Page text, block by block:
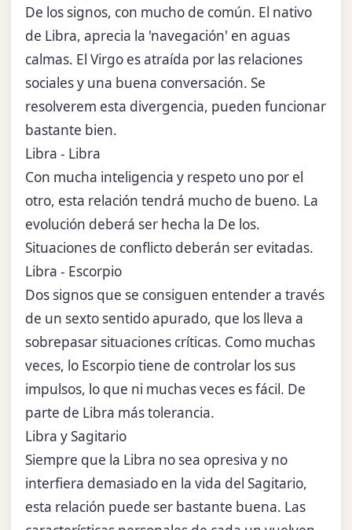
De los signos, con mucho de común. El nativo
de Libra, aprecia la 'navegación' en aguas
calmas. El Virgo es atraída por las relaciones
sociales y una buena conversación. Se
resolverem esta divergencia, pueden funcionar
bastante bien.
Libra - Libra
Con mucha inteligencia y respeto uno por el
otro, esta relación tendrá mucho de bueno. La
evolución deberá ser hecha la De los.
Situaciones de conflicto deberán ser evitadas.
Libra - Escorpio
Dos signos que se consiguen entender a través
de un sexto sentido apurado, que los lleva a
sobrepasar situaciones críticas. Como muchas
veces, lo Escorpio tiene de controlar los sus
impulsos, lo que ni muchas veces es fácil. De
parte de Libra más tolerancia.
Libra y Sagitario
Siempre que la Libra no sea opresiva y no
interfiera demasiado en la vida del Sagitario,
esta relación puede ser bastante buena. Las